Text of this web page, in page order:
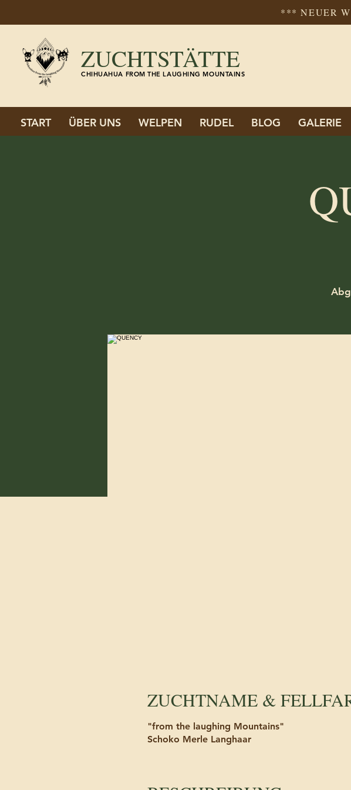
*** NEUER
ZUCHTSTÄTTE
CHIHUAHUA FROM THE LAUGHING MOUNTAINS
START ÜBER UNS WELPEN RUDEL BLOG GALERIE
ZUCHTNAME &
"from the laughing Mountains"
Schoko Merle Langhaar